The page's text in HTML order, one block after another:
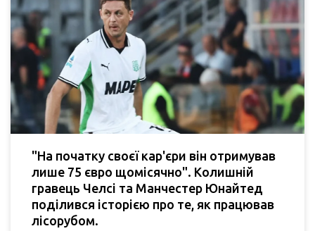
"На початку своєї кар'єри він отримував
лише 75 євро щомісячно". Колишній
гравець Челсі та Манчестер Юнайтед
поділився історією про те, як працював
лісорубом.